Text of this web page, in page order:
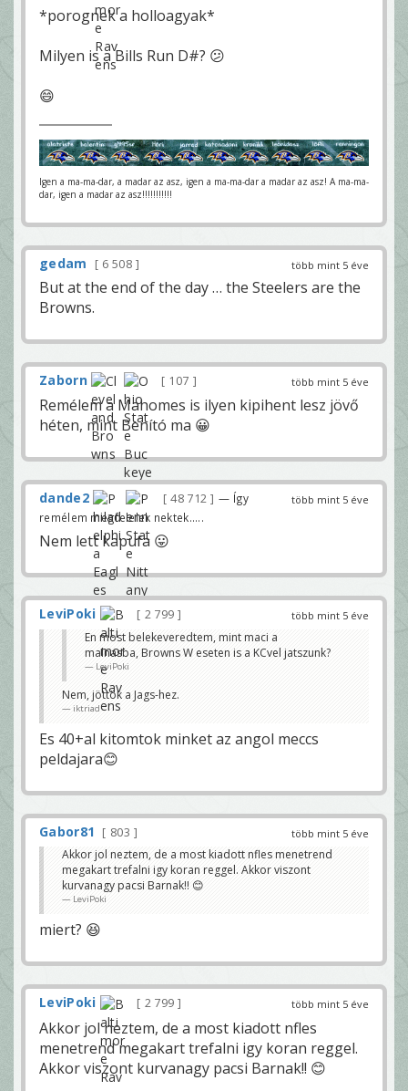
*porognek a holloagyak*
Milyen is a Bills Run D#? 😕
😄
Igen a ma-ma-dar, a madar az asz, igen a ma-ma-dar a madar az asz! A ma-ma-
dar, igen a madar az asz!!!!!!!!!!!
több mint 5 éve
gedam 6 508
But at the end of the day … the Steelers are the
Browns.
több mint 5 éve
Zaborn 107
Remélem a Mahomes is ilyen kipihent lesz jövő
héten, mint Benító ma 😀
több mint 5 éve
dande2 48 712
— Így
remélem megfelelek nektek.....
Nem lett kapufa 😛
több mint 5 éve
LeviPoki
2 799
En most belekeveredtem, mint maci a
malnasba, Browns W eseten is a KCvel jatszunk?
LeviPoki
Nem, jöttök a Jags-hez.
iktriad
Es 40+al kitomtok minket az angol meccs
peldajara😊
több mint 5 éve
Gabor81
803
Akkor jol neztem, de a most kiadott nfles menetrend
megakart trefalni igy koran reggel. Akkor viszont
kurvanagy pacsi Barnak!! 😊
LeviPoki
miert? 😆
több mint 5 éve
LeviPoki 2 799
Akkor jol neztem, de a most kiadott nfles
menetrend megakart trefalni igy koran reggel.
Akkor viszont kurvanagy pacsi Barnak!! 😊